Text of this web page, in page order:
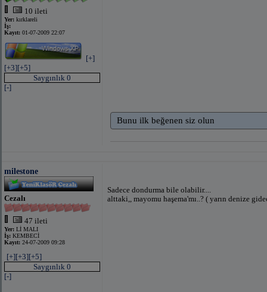
10 ileti
Yer: kırklareli
İş:
Kayıt: 01-07-2009 22:07
[+]
[+3][+5]
Saygınlık 0
[-]
Bunu ilk beğenen siz olun
milestone
Cezalı
47 ileti
Yer: Lİ MALI
İş: KEMBECİ
Kayıt: 24-07-2009 09:28
[+][+3][+5]
Saygınlık 0
[-]
Sadece dondurma bile olabilir....
alttaki,, mayomu haşema'mı..? ( yarın denize